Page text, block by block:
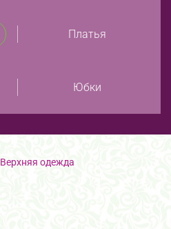
Платья
Юбки
Верхняя одежда